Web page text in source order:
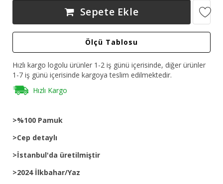
Sepete Ekle
Ölçü Tablosu
Hızlı kargo logolu ürünler 1-2 iş günü içerisinde, diğer ürünler
1-7 iş günü içerisinde kargoya teslim edilmektedir.
Hızlı Kargo
>%100 Pamuk
>Cep detaylı
>İstanbul'da üretilmiştir
>2024 İlkbahar/Yaz